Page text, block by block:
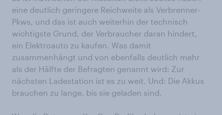
eine deutlich geringere Reichweite als Verbrenner-
Pkws, und das ist auch weiterhin der technisch
wichtigste Grund, der Verbraucher daran hindert,
ein Elektroauto zu kaufen. Was damit
zusammenhängt und von ebenfalls deutlich mehr
als der Hälfte der Befragten genannt wird: Zur
nächsten Ladestation ist es zu weit. Und: Die Akkus
brauchen zu lange, bis sie geladen sind.